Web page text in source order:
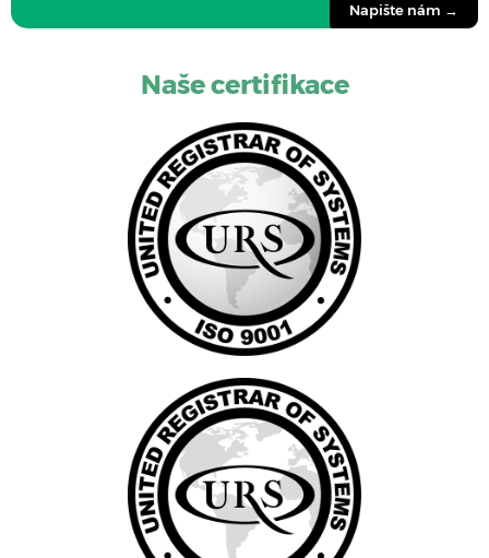
Napište nám →
Naše certifikace